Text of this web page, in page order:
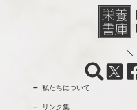
私たちについて
リンク集